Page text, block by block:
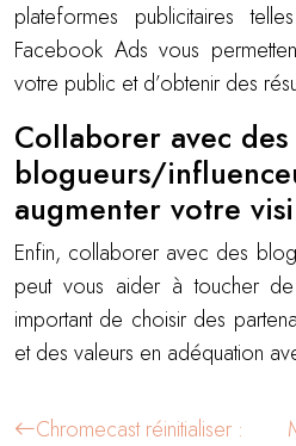
plateformes publicitaires
Facebook Ads vous
votre public et d’obtenir des
Collaborer avec des
blogueurs/
augmenter votre
Enfin, collaborer avec des
peut vous aider à toucher
important de choisir des
et des valeurs en adéquation
Chromecast réinitialiser :